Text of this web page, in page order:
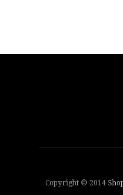
Copyright © 2014